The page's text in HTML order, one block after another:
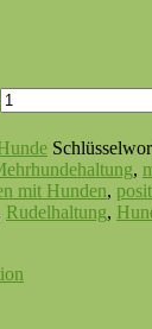
,
mit Hunden,
Rudelhaltung,